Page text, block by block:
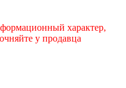
характер,
у продавца